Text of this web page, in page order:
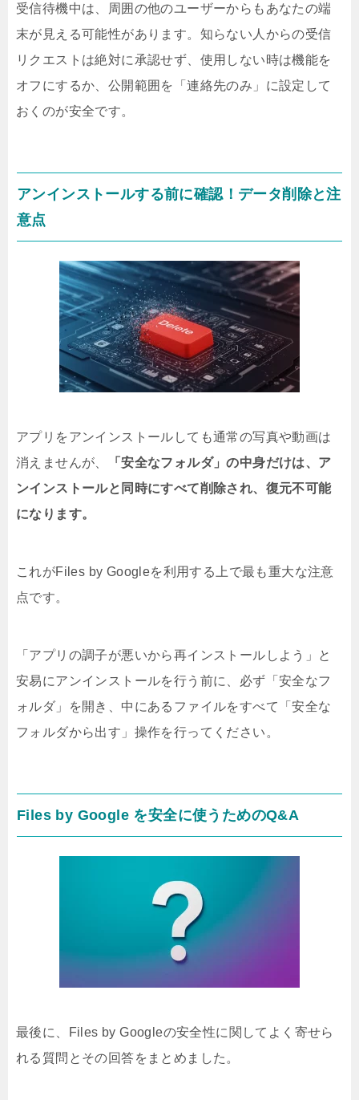
受信待機中は、周囲の他のユーザーからもあなたの端
末が見える可能性があります。知らない人からの受信
リクエストは絶対に承認せず、使用しない時は機能を
オフにするか、公開範囲を「連絡先のみ」に設定して
おくのが安全です。
アンインストールする前に確認！データ削除と注
意点
アプリをアンインストールしても通常の写真や動画は
消えませんが、
「安全なフォルダ」の中身だけは、ア
ンインストールと同時にすべて削除され、復元不可能
になります。
これがFiles by Googleを利用する上で最も重大な注意
点です。
「アプリの調子が悪いから再インストールしよう」と
安易にアンインストールを行う前に、必ず「安全なフ
ォルダ」を開き、中にあるファイルをすべて「安全な
フォルダから出す」操作を行ってください。
Files by Google を安全に使うためのQ&A
最後に、Files by Googleの安全性に関してよく寄せら
れる質問とその回答をまとめました。